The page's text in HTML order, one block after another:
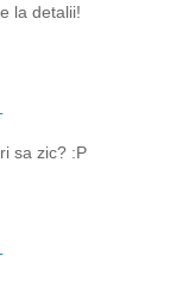
la detalii!
sa zic? :P